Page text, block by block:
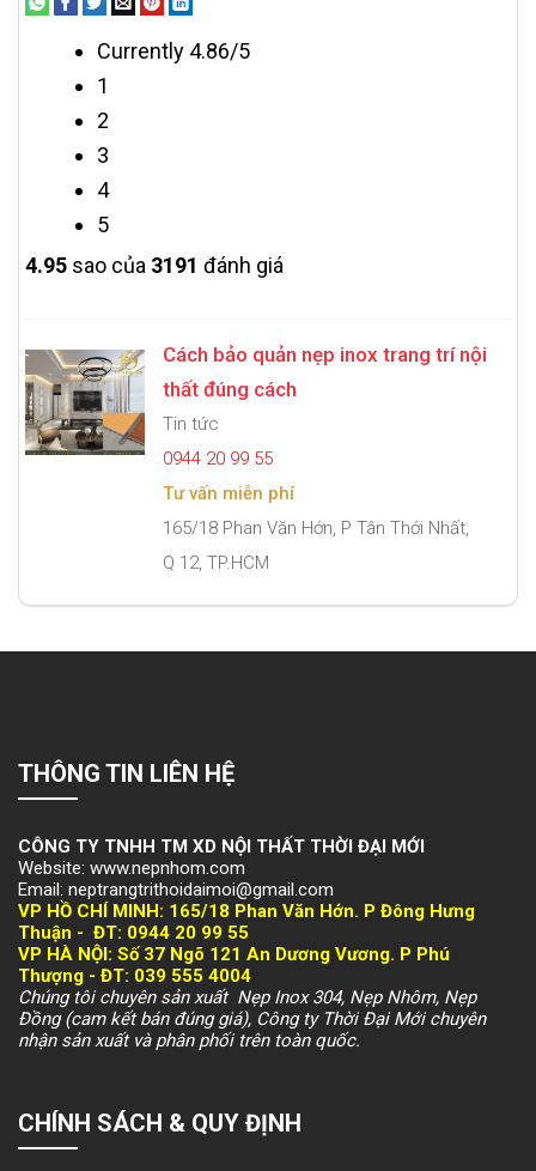
Currently 4.86/5
1
2
3
4
5
4.95 sao của 3191 đánh giá
Cách bảo quản nẹp inox trang trí nội
thất đúng cách
Tin tức
0944 20 99 55
Tư vấn miễn phí
165/18 Phan Văn Hớn, P Tân Thới Nhất,
Q 12, TP.HCM
THÔNG TIN LIÊN HỆ
CÔNG TY TNHH TM XD NỘI THẤT THỜI ĐẠI MỚI
Website: www.nepnhom.com
Email: neptrangtrithoidaimoi@gmail.com
VP HỒ CHÍ MINH: 165/18 Phan Văn Hớn. P Đông Hưng
Thuận - ĐT: 0944 20 99 55
VP HÀ NỘI: Số 37 Ngõ 121 An Dương Vương. P Phú
Thượng - ĐT: 039 555 4004
Chúng tôi chuyên sản xuất Nẹp Inox 304, Nẹp Nhôm, Nẹp
Đồng (cam kết bán đúng giá), Công ty Thời Đại Mới chuyên
nhận sản xuất và phân phối trên toàn quốc.
CHÍNH SÁCH & QUY ĐỊNH